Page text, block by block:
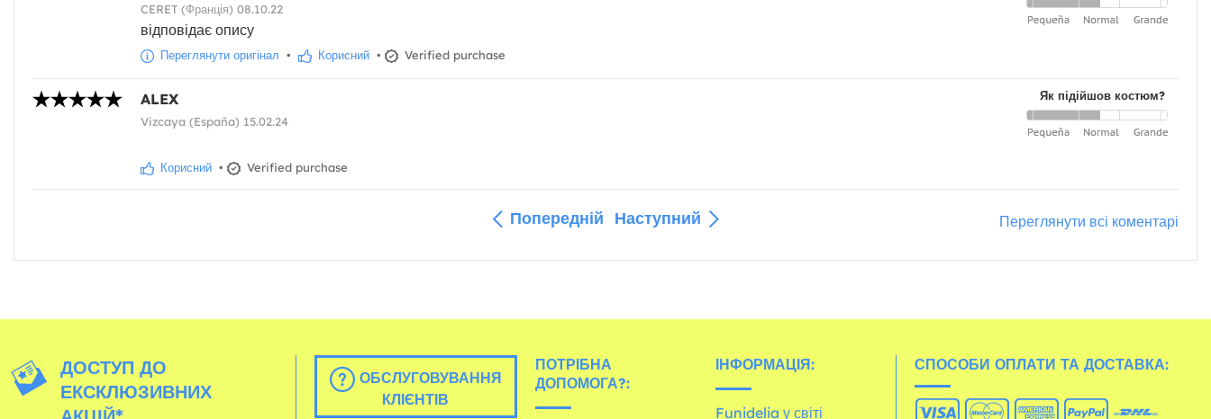
CERET (Франція) 08.10.22
відповідає опису
Переглянути оригінал • Корисний • Verified purchase
Як підійшов костюм?
ALEX
Vizcaya (España) 15.02.24
Корисний • Verified purchase
Попередній Наступний Переглянути всі коментарі
ДОСТУП ДО
ЕКСКЛЮЗИВНИХ
ОБСЛУГОВУВАННЯ
КЛІЄНТІВ
ПОТРІБНА
ДОПОМОГА?:
ІНФОРМАЦІЯ:
Funidelia у світі
СПОСОБИ ОПЛАТИ ТА ДОСТАВКА: